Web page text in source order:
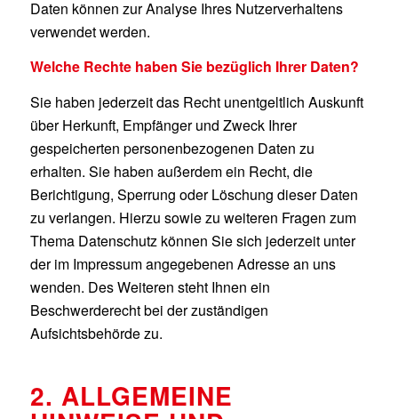
Daten können zur Analyse Ihres Nutzerverhaltens
verwendet werden.
Welche Rechte haben Sie bezüglich Ihrer Daten?
Sie haben jederzeit das Recht unentgeltlich Auskunft
über Herkunft, Empfänger und Zweck Ihrer
gespeicherten personenbezogenen Daten zu
erhalten. Sie haben außerdem ein Recht, die
Berichtigung, Sperrung oder Löschung dieser Daten
zu verlangen. Hierzu sowie zu weiteren Fragen zum
Thema Datenschutz können Sie sich jederzeit unter
der im Impressum angegebenen Adresse an uns
wenden. Des Weiteren steht Ihnen ein
Beschwerderecht bei der zuständigen
Aufsichtsbehörde zu.
2. ALLGEMEINE